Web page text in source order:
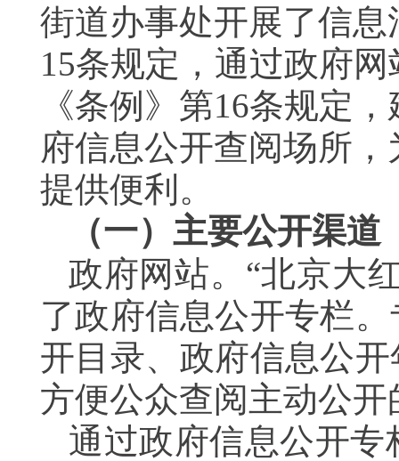
街道办事处开展了信
15条规定，通过政府
《条例》第16条规定
府信息公开查阅场所
提供便利。
（一）主要公开渠道
政府网站。“北京大
了政府信息公开专栏
开目录、政府信息公
方便公众查阅主动公
通过政府信息公开